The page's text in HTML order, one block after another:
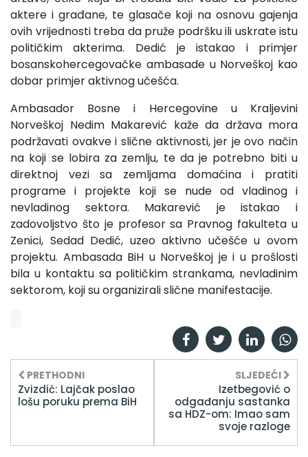
aktere i građane, te glasače koji na osnovu gajenja
ovih vrijednosti treba da pruže podršku ili uskrate istu
političkim akterima. Dedić je istakao i primjer
bosanskohercegovačke ambasade u Norveškoj kao
dobar primjer aktivnog učešća.
Ambasador Bosne i Hercegovine u Kraljevini
Norveškoj Nedim Makarević kaže da država mora
podržavati ovakve i slične aktivnosti, jer je ovo način
na koji se lobira za zemlju, te da je potrebno biti u
direktnoj vezi sa zemljama domaćina i pratiti
programe i projekte koji se nude od vladinog i
nevladinog sektora. Makarević je istakao i
zadovoljstvo što je profesor sa Pravnog fakulteta u
Zenici, Sedad Dedić, uzeo aktivno učešće u ovom
projektu. Ambasada BiH u Norveškoj je i u prošlosti
bila u kontaktu sa političkim strankama, nevladinim
sektorom, koji su organizirali slične manifestacije.
PRETHODNI
Zvizdić: Lajčak poslao
lošu poruku prema BiH
SLJEDEĆI
Izetbegović o
odgađanju sastanka
sa HDZ-om: Imao sam
svoje razloge